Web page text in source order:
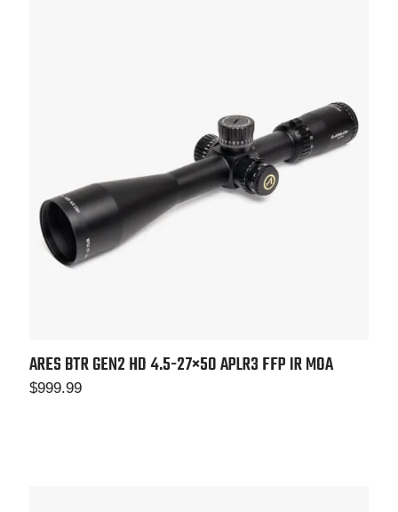
ARES BTR GEN2 HD 4.5-27×50APLR3 FFP IR MOA
$999.99